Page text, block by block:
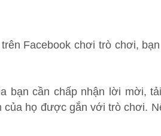
Facebook chơi trò chơi,
bạn cần chấp nhận lời mời,
của họ được gắn với trò chơi.